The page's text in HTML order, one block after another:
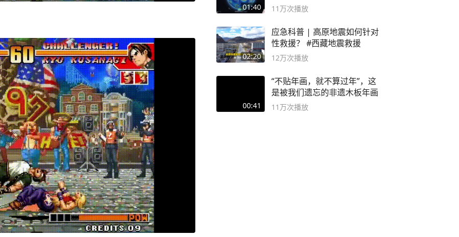
01:40 海
11万次播放
02:20
应急科普 | 高原地震如何针对
性救援？ #西藏地震救援
12万次播放
00:41
“不贴年画，就不算过年”，这
是被我们遗忘的非遗木板年画
11万次播放